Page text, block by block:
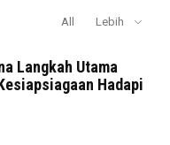
All Lebih
Langkah Utama
Hadapi